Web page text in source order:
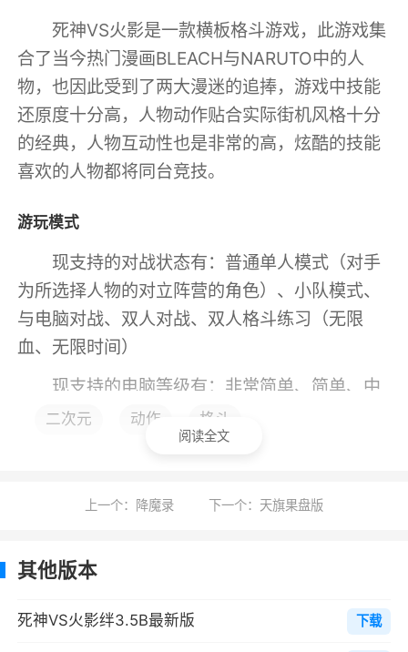
死神VS火影是一款横板格斗游戏，此游戏集
合了当今热门漫画BLEACH与NARUTO中的人
物，也因此受到了两大漫迷的追捧，游戏中技能
还原度十分高，人物动作贴合实际街机风格十分
的经典，人物互动性也是非常的高，炫酷的技能
喜欢的人物都将同台竞技。
游玩模式
现支持的对战状态有：普通单人模式（对手
为所选择人物的对立阵营的角色）、小队模式、
与电脑对战、双人对战、双人格斗练习（无限
血、无限时间）
现支持的电脑等级有：非常简单、简单、中
等、困难、 非常困难、地狱
耐力槽：3.0中新增的重要系统，瞬身，幽
二次元 动作 格斗
阅读全文
上一个：降魔录 下一个：天旗果盘版
其他版本
死神VS火影绊3.5B最新版 下载